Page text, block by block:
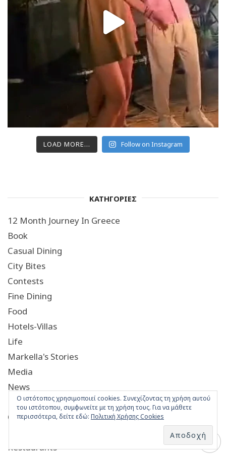
LOAD MORE... Follow on Instagram
ΚΑΤΗΓΟΡΙΕΣ
12 Month Journey In Greece
Book
Casual Dining
City Bites
Contests
Fine Dining
Food
Hotels-Villas
Life
Markella's Stories
Media
News
Night Out
Opinions
Restaurants
Ο ιστότοπος χρησιμοποιεί cookies. Συνεχίζοντας τη χρήση αυτού
του ιστότοπου, συμφωνείτε με τη χρήση τους. Για να μάθετε
περισσότερα, δείτε εδώ: Πολιτική Χρήσης Cookies